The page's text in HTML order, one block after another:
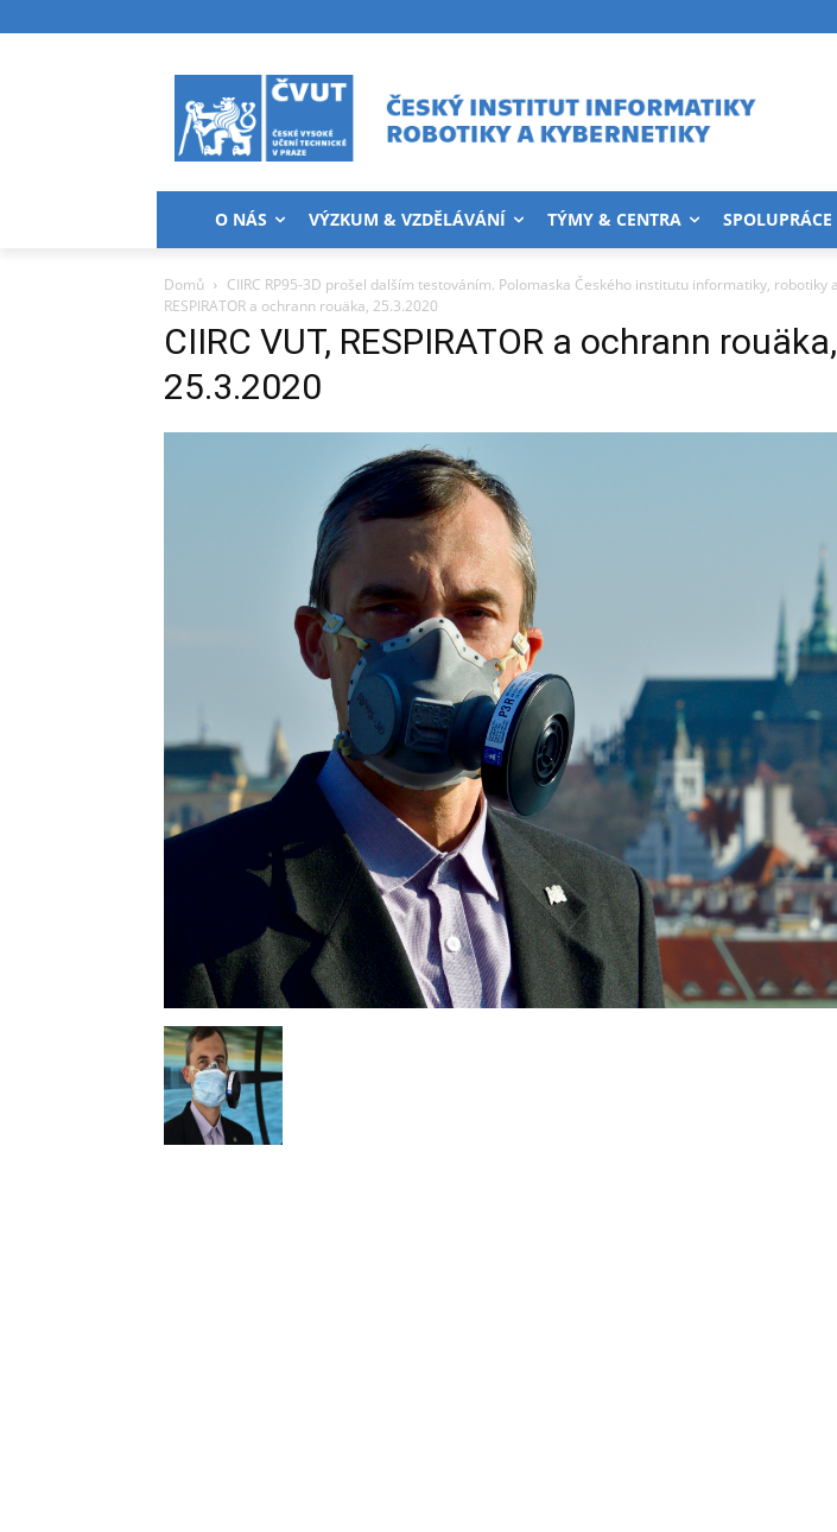
O NÁS VÝZKUM & VZDĚLÁVÁNÍ TÝMY & CENTRA SPOLUPRÁCE
Domů CIIRC RP95-3D prošel dalším testováním. Polomaska Českého institutu informatiky,
RESPIRATOR a ochrann rouäka, 25.3.2020
CIIRC VUT, RESPIRATOR a ochrann rouäka,
25.3.2020